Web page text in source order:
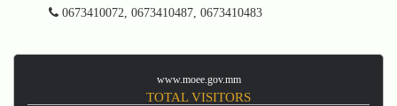
0673410072, 0673410487, 0673410483
www.moee.gov.mm
TOTAL VISITORS